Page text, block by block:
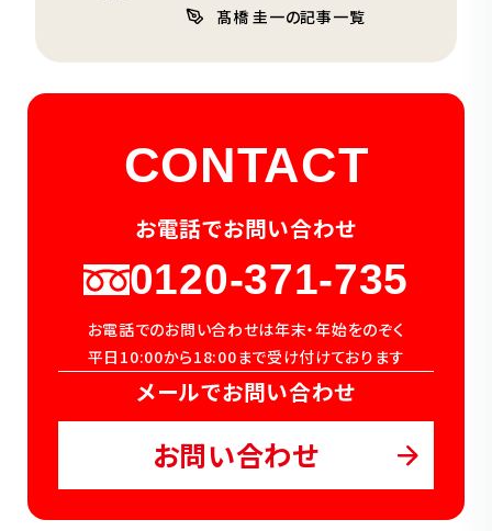
髙橋 圭一の記事一覧
CONTACT
お電話でお問い合わせ
0120-371-735
お電話でのお問い合わせは年末・年始をのぞく
平日10:00から18:00まで受け付けております
メールでお問い合わせ
お問い合わせ